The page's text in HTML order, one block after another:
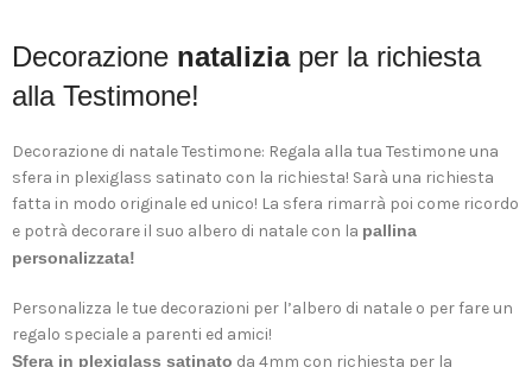
Decorazione nataliziaper la richiesta
alla Testimone!
Decorazione di natale Testimone: Regala alla tua Testimone una
sfera in plexiglass satinato con la richiesta! Sarà una richiesta
fatta in modo originale ed unico! La sfera rimarrà poi come ricordo
e potrà decorare il suo albero di natale con la pallina
personalizzata!
Personalizza le tue decorazioni per l’albero di natale o per fare un
regalo speciale a parenti ed amici!
Sfera in plexiglass satinato da 4mm con richiesta per la